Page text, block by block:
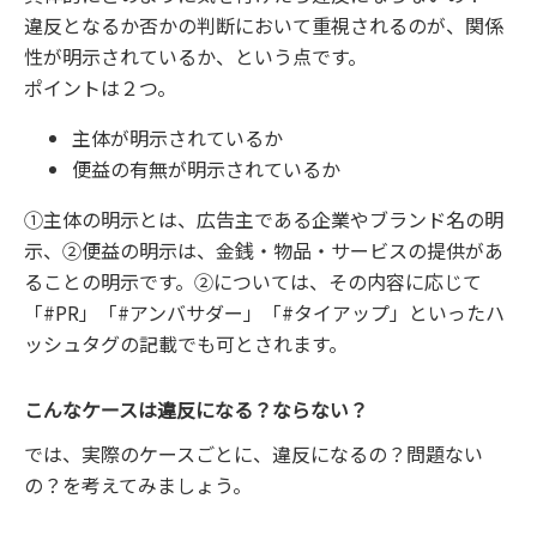
違反となるか否かの判断において重視されるのが、関係
性が明示されているか、という点です。
ポイントは２つ。
主体が明示されているか
便益の有無が明示されているか
①主体の明示とは、広告主である企業やブランド名の明
示、②便益の明示は、金銭・物品・サービスの提供があ
ることの明示です。②については、その内容に応じて
「#PR」「#アンバサダー」「#タイアップ」といったハ
ッシュタグの記載でも可とされます。
こんなケースは違反になる？ならない？
では、実際のケースごとに、違反になるの？問題ない
の？を考えてみましょう。